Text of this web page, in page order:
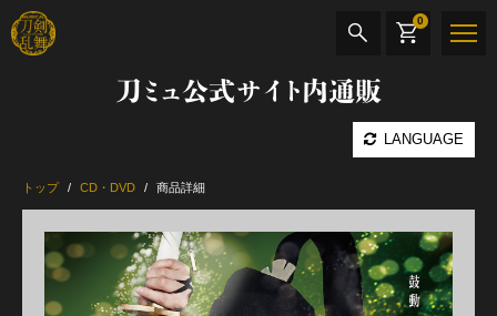
刀ミュ公式サイト内通販
LANGUAGE
0
CD・DVD BOOK その他
トップ CD・DVD 商品詳細